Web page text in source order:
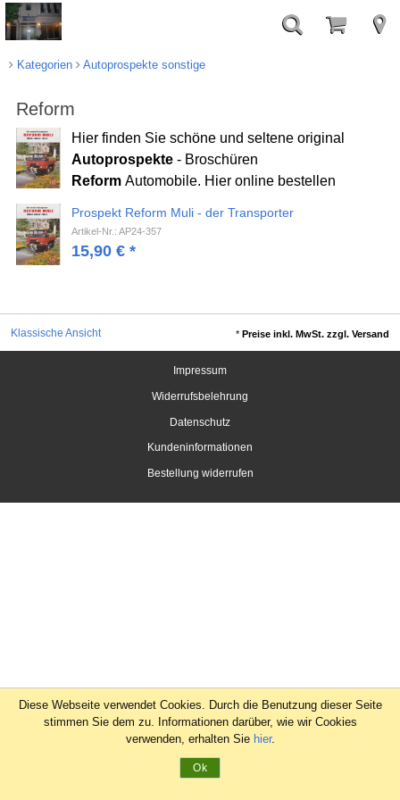
Kategorien Autoprospekte sonstige
Reform
Hier finden Sie schöne und seltene original
Autoprospekte- Broschüren
Reform Automobile. Hier online bestellen
Prospekt Reform Muli - der Transporter
Artikel-Nr.: AP24-357
15,90 €*
Klassische Ansicht *Preise inkl. MwSt. zzgl. Versand
Impressum
Widerrufsbelehrung
Datenschutz
Kundeninformationen
Bestellung widerrufen
Diese Webseite verwendet Cookies. Durch die Benutzung dieser Seite
stimmen Sie dem zu. Informationen darüber, wie wir Cookies
verwenden, erhalten Sie hier.
Ok